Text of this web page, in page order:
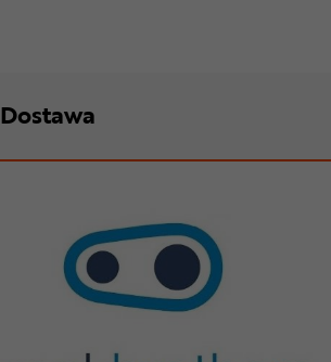
Dostawa